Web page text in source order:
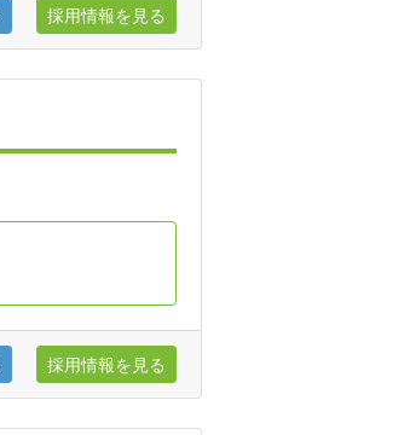
採用情報を見る
採用情報を見る